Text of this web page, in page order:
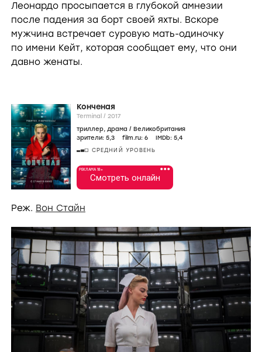
Леонардо просыпается в глубокой амнезии
после падения за борт своей яхты. Вскоре
мужчина встречает суровую мать-одиночку
по имени Кейт, которая сообщает ему, что они
давно женаты.
Конченая
Terminal / 2017
триллер, драма / Великобритания
зрители: 5,3 film.ru: 6 IMDb: 5,4
СРЕДНИЙ УРОВЕНЬ
•••
РЕКЛАМА 18+
Смотреть онлайн
Реж. Вон Стайн